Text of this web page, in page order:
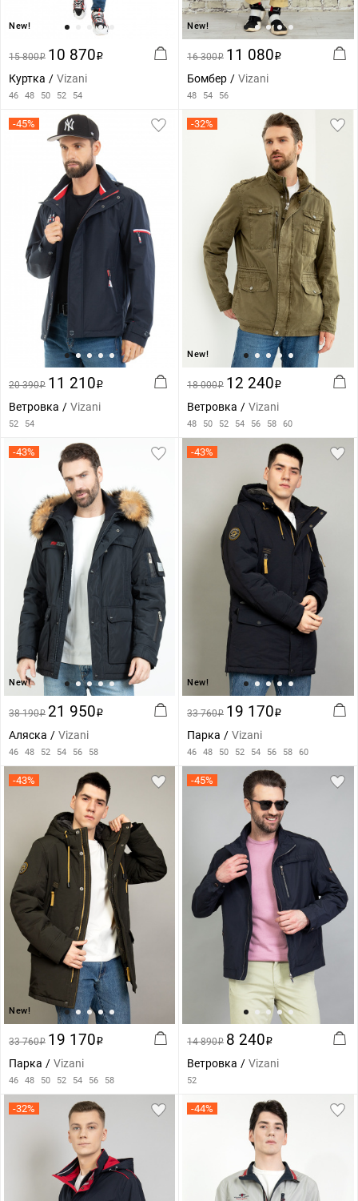
New!
15 800i 10 870i
Куртка Vizani
46 48 50 52 54
New!
16 300i 11 080i
Бомбер Vizani
48 54 56
-45%
20 390i 11 210i
Ветровка Vizani
52 54
-32%
New!
18 000i 12 240i
Ветровка Vizani
48 50 52 54 56 58 60
-43%
New!
38 190i 21 950i
Аляска Vizani
46 48 52 54 56 58
-43%
New!
33 760i 19 170i
Парка Vizani
46 48 50 52 54 56 58 60
-43%
New!
33 760i 19 170i
Парка Vizani
46 48 50 52 54 56 58
-45%
14 890i 8 240i
Ветровка Vizani
52
-32% -44%